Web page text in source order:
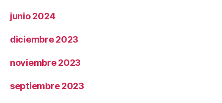
junio 2024
diciembre 2023
noviembre 2023
septiembre 2023